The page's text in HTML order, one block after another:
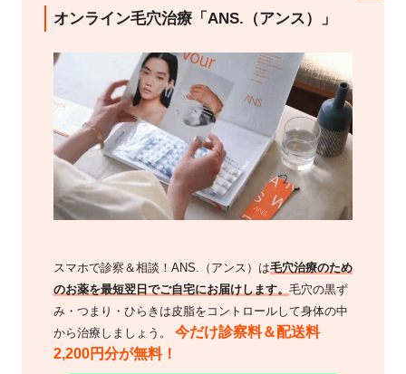
オンライン毛穴治療「ANS.（アンス）」
スマホで診察＆相談！ANS.（アンス）は毛穴治療のため
のお薬を最短翌日でご自宅にお届けします。 毛穴の黒ず
み・つまり・ひらきは皮脂をコントロールして身体の中
から治療しましょう。
今だけ診察料＆配送料
2,200円分が無料！